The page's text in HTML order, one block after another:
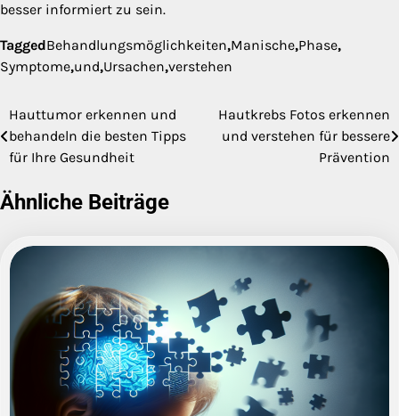
besser informiert zu sein.
TaggedBehandlungsmöglichkeiten,Manische,Phase,
Symptome,und,Ursachen,verstehen
Beitragsnavigation
Hauttumor erkennen und
behandeln die besten Tipps
für Ihre Gesundheit
Hautkrebs Fotos erkennen
und verstehen für bessere
Prävention
Ähnliche Beiträge